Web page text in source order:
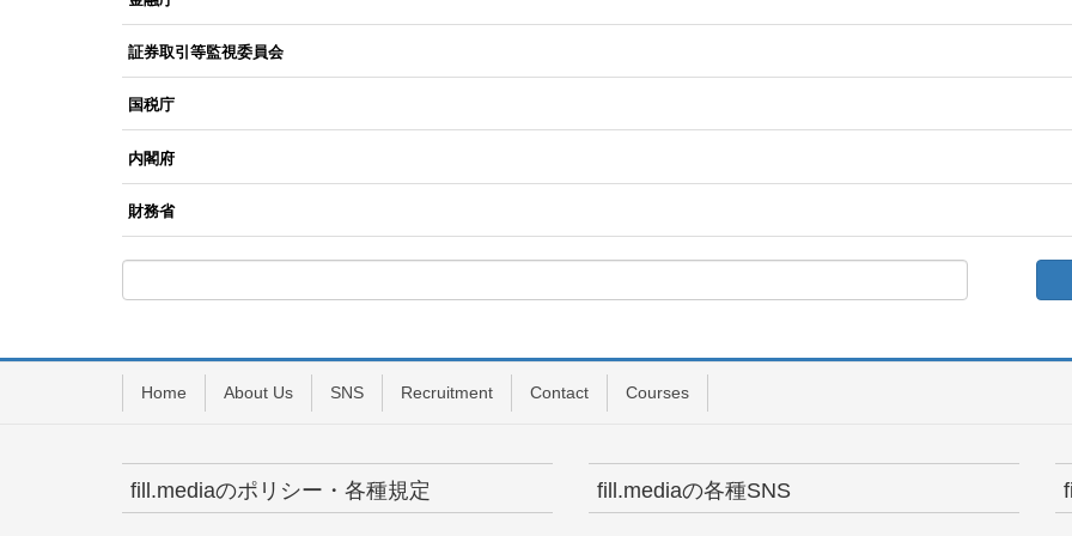
証券取引等監視委員会
国税庁
内閣府
財務省
Home About Us SNS Recruitment Contact Courses
fill.mediaのポリシー・各種規定 fill.mediaの各種SNS